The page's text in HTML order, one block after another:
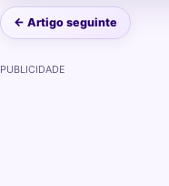
← Artigo seguinte
PUBLICIDADE